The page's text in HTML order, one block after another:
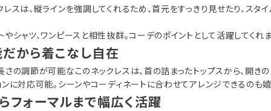
スは、縦ラインを強調してくれるため、首元をすっきり見せたり、スタ
シャツ、ワンピースと相性抜群。コーデのポイントとして活躍してくれま
から着こなし自在
の調節が可能なこのネックレスは、首の詰まったトップスから、開き
に対応可能。シーンやコーディネートに合わせてアレンジできるのも嬉
フォーマルまで幅広く活躍